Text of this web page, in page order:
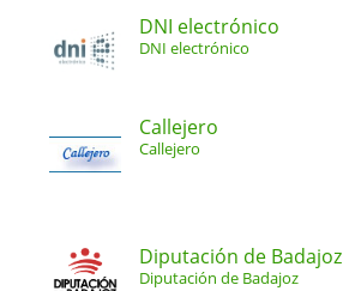
DNI electrónico
DNI electrónico
Callejero
Callejero
Diputación de Badajoz
Diputación de Badajoz